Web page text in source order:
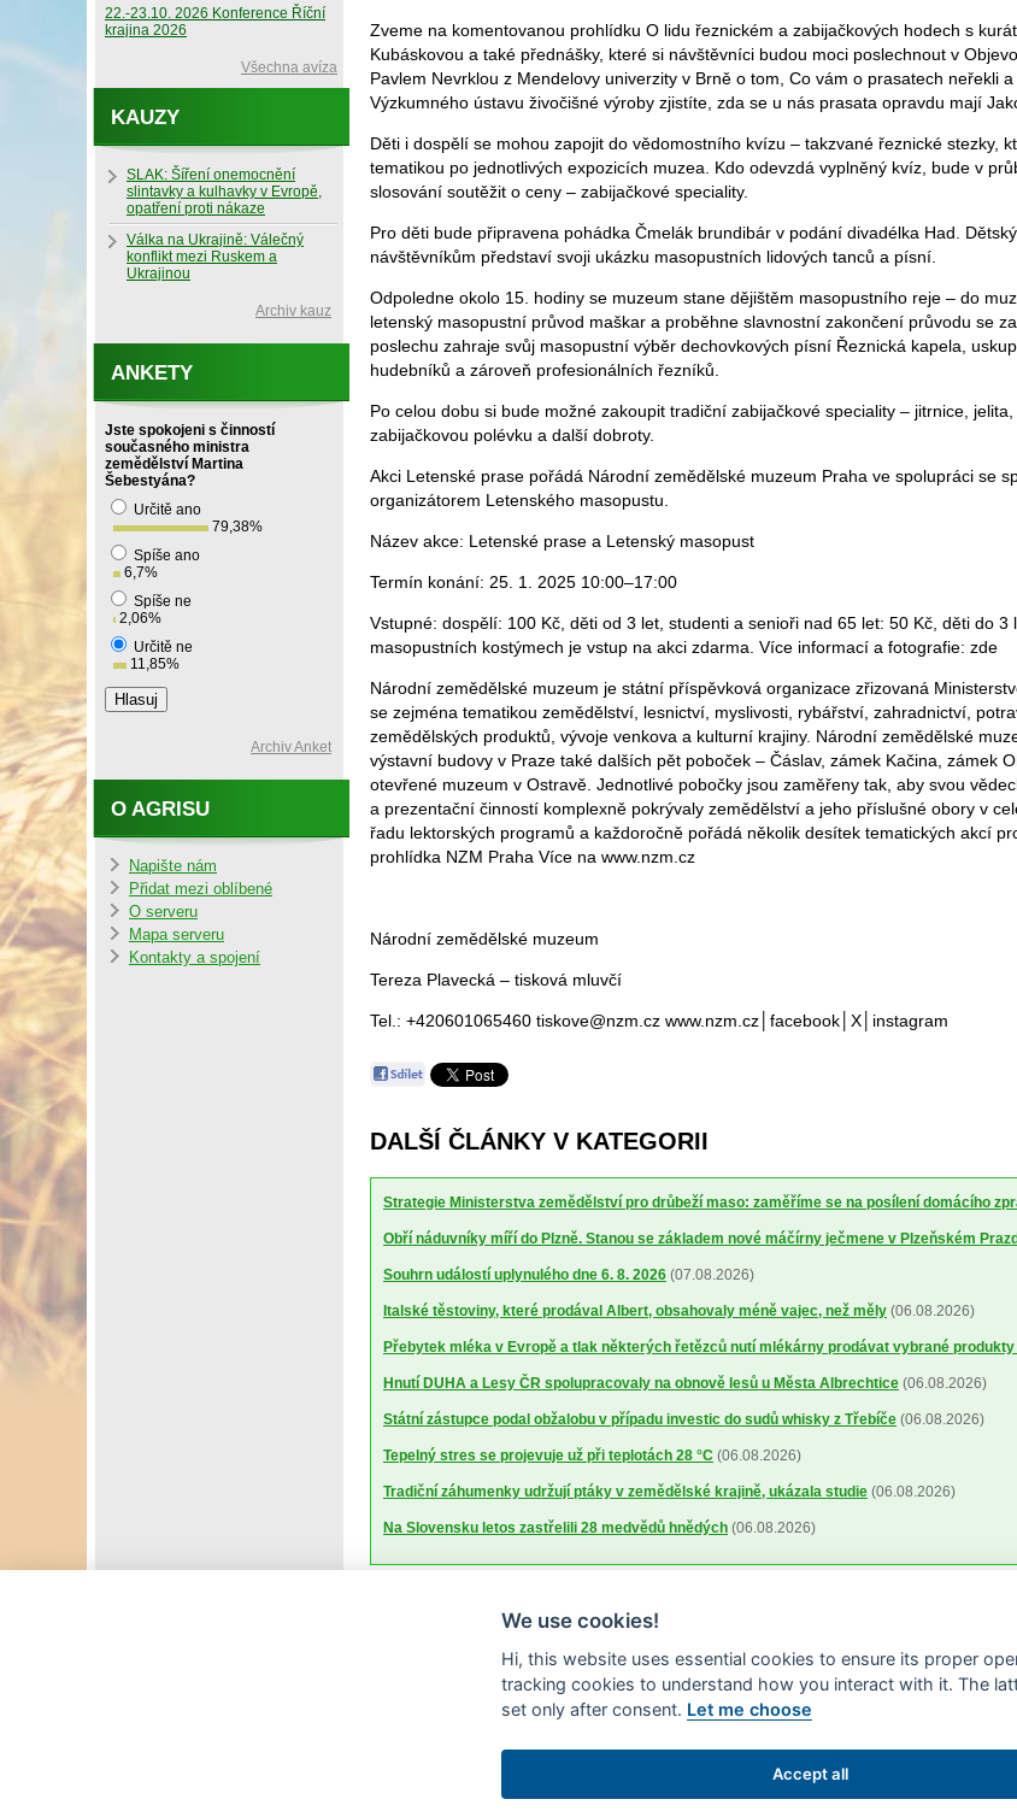
Zveme na komentovanou prohlídku O lidu řeznickém a zabijačkových hodech s
Kubáskovou a také přednášky, které si návštěvníci budou moci poslechnout v
Pavlem Nevrklou z Mendelovy univerzity v Brně o tom, Co vám o prasatech neřekli
Výzkumného ústavu živočišné výroby zjistíte, zda se u nás prasata opravdu mají
Děti i dospělí se mohou zapojit do vědomostního kvízu – takzvané řeznické stezky,
tematikou po jednotlivých expozicích muzea. Kdo odevzdá vyplněný kvíz, bude v
slosování soutěžit o ceny – zabijačkové speciality.
Pro děti bude připravena pohádka Čmelák brundibár v podání divadélka Had.
návštěvníkům představí svoji ukázku masopustních lidových tanců a písní.
Odpoledne okolo 15. hodiny se muzeum stane dějištěm masopustního reje – do
letenský masopustní průvod maškar a proběhne slavnostní zakončení průvodu se
poslechu zahraje svůj masopustní výběr dechovkových písní Řeznická kapela,
hudebníků a zároveň profesionálních řezníků.
Po celou dobu si bude možné zakoupit tradiční zabijačkové speciality – jitrnice, jelita,
zabijačkovou polévku a další dobroty.
Akci Letenské prase pořádá Národní zemědělské muzeum Praha ve spolupráci se
organizátorem Letenského masopustu.
Název akce: Letenské prase a Letenský masopust
Termín konání: 25. 1. 2025 10:00–17:00
Vstupné: dospělí: 100 Kč, děti od 3 let, studenti a senioři nad 65 let: 50 Kč, děti do 3
masopustních kostýmech je vstup na akci zdarma. Více informací a fotografie: zde
Národní zemědělské muzeum je státní příspěvková organizace zřizovaná
se zejména tematikou zemědělství, lesnictví, myslivosti, rybářství, zahradnictví,
zemědělských produktů, vývoje venkova a kulturní krajiny. Národní zemědělské
výstavní budovy v Praze také dalších pět poboček – Čáslav, zámek Kačina, zámek
otevřené muzeum v Ostravě. Jednotlivé pobočky jsou zaměřeny tak, aby svou
a prezentační činností komplexně pokrývaly zemědělství a jeho příslušné obory v
řadu lektorských programů a každoročně pořádá několik desítek tematických akcí
prohlídka NZM Praha Více na www.nzm.cz
Národní zemědělské muzeum
Tereza Plavecká – tisková mluvčí
Tel.: +420601065460 tiskove@nzm.cz www.nzm.cz│facebook│X│instagram
DALŠÍ ČLÁNKY V KATEGORII
Strategie Ministerstva zemědělství pro drůbeží maso: zaměříme se na posílení domácího
Obří náduvníky míří do Plzně. Stanou se základem nové máčírny ječmene v Plzeňském
Souhrn událostí uplynulého dne 6. 8. 2026 (07.08.2026)
Italské těstoviny, které prodával Albert, obsahovaly méně vajec, než měly (06.08.2026)
Přebytek mléka v Evropě a tlak některých řetězců nutí mlékárny prodávat vybrané
Hnutí DUHA a Lesy ČR spolupracovaly na obnově lesů u Města Albrechtice (06.08.2026)
Státní zástupce podal obžalobu v případu investic do sudů whisky z Třebíče (06.08.2026)
Tepelný stres se projevuje už při teplotách 28 °C (06.08.2026)
Tradiční záhumenky udržují ptáky v zemědělské krajině, ukázala studie (06.08.2026)
Na Slovensku letos zastřelili 28 medvědů hnědých (06.08.2026)
22.-23.10. 2026 Konference Říční
krajina 2026
Všechna avíza
KAUZY
SLAK: Šíření onemocnění
slintavky a kulhavky v Evropě,
opatření proti nákaze
Válka na Ukrajině: Válečný
konflikt mezi Ruskem a
Ukrajinou
Archiv kauz
ANKETY
Jste spokojeni s činností
současného ministra
zemědělství Martina
Šebestyána?
Určitě ano
79,38%
Spíše ano
6,7%
Spíše ne
2,06%
Určitě ne
11,85%
Archiv Anket
O AGRISU
Napište nám
Přidat mezi oblíbené
O serveru
Mapa serveru
Kontakty a spojení
- Publikování a šíření obsahu agrárního
(pokud není uvedeno jinak) pouze za podmínky uvedení zdroje v podobě www.agris.cz
We use cookies!
Hi, this website uses essential cookies to ensure its proper
tracking cookies to understand how you interact with it. The
set only after consent. Let me choose
Accept all